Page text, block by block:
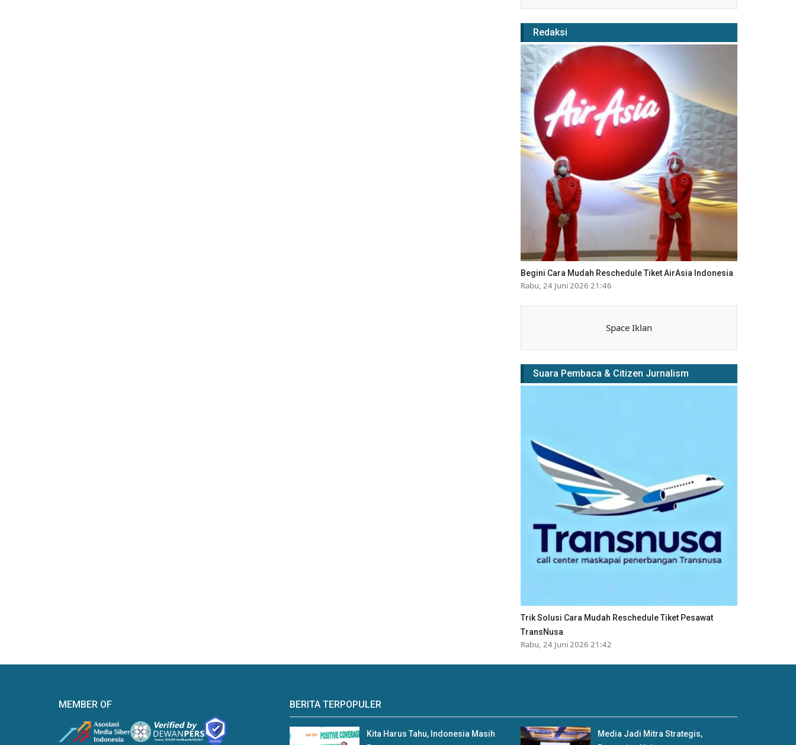
Redaksi
Begini Cara Mudah Reschedule Tiket AirAsia Indonesia
Rabu, 24 Juni 2026 21:46
Space Iklan
Suara Pembaca & Citizen Jurnalism
Trik Solusi Cara Mudah Reschedule Tiket Pesawat
TransNusa
Rabu, 24 Juni 2026 21:42
MEMBER OF BERITA TERPOPULER
Kita Harus Tahu, Indonesia Masih
Media Jadi Mitra Strategis,